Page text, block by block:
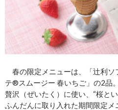
春の限定メニューは、「辻利ソ
テ®スムージー 春いちご」の2品
贅沢（ぜいたく）に使い、“桜と
ふんだんに取り入れた期間限定メ